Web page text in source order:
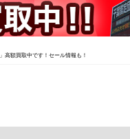
高額買取中です！セール情報も！